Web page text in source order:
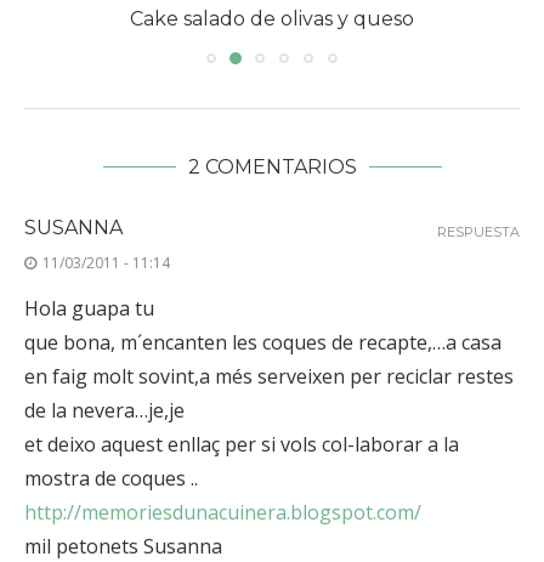
Cake salado de olivas y queso
2 COMENTARIOS
SUSANNA
11/03/2011 - 11:14
Hola guapa tu
que bona, m´encanten les coques de recapte,…a casa
en faig molt sovint,a més serveixen per reciclar restes
de la nevera…je,je
et deixo aquest enllaç per si vols col-laborar a la
mostra de coques ..
http://memoriesdunacuinera.blogspot.com/
mil petonets Susanna
RESPUESTA